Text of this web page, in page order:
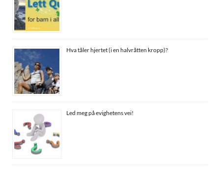
Hva tåler hjertet (i en halvråtten kropp)?
Led meg på evighetens vei!